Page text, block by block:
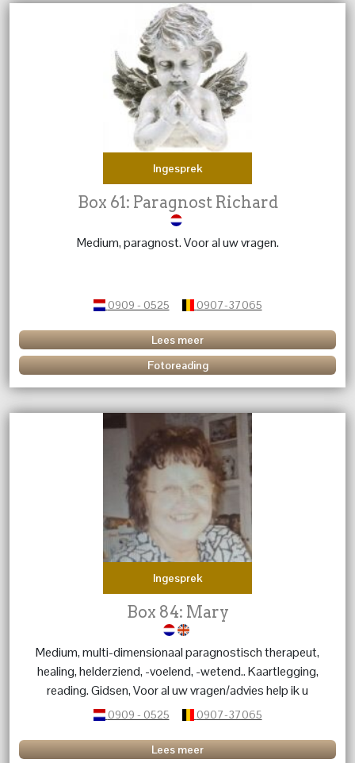
Ingesprek
Box 61: Paragnost Richard
Medium, paragnost. Voor al uw vragen.
0909 - 0525 0907-37065
Lees meer
Fotoreading
Ingesprek
Box 84: Mary
Medium, multi-dimensionaal paragnostisch therapeut,
healing, helderziend, -voelend, -wetend.. Kaartlegging,
reading. Gidsen, Voor al uw vragen/advies help ik u
graag verder.
0909 - 0525 0907-37065
Lees meer